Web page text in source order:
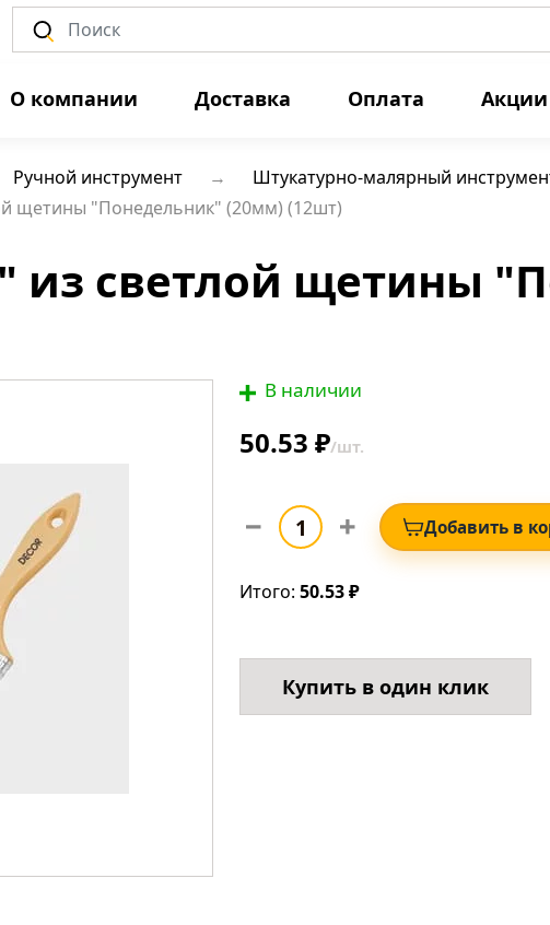
О компании Доставка Оплата Акции
Ручной инструмент Штукатурно-малярный
щетины "Понедельник" (20мм) (12шт)
из светлой щетины
В наличии
50.53 ₽/шт.
Добавить в
Итого: 50.53 ₽
Купить в один клик